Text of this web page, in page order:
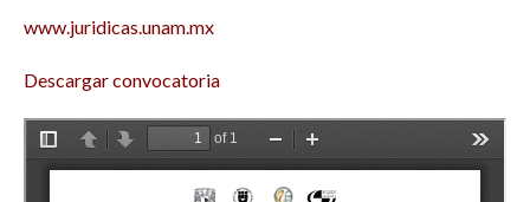
www.juridicas.unam.mx
Descargar convocatoria